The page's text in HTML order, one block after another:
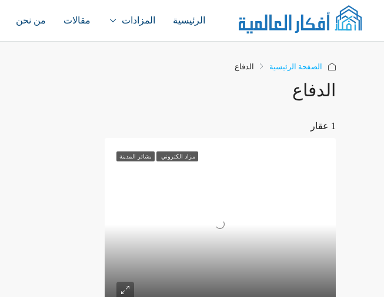
الرئيسية المزادات مقالات من نحن
الصفحة الرئيسية الدفاع
الدفاع
1 عقار
مزاد الكتروني بشائر المدينة